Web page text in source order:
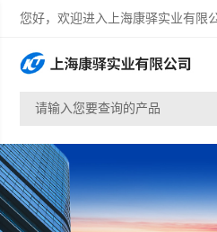
您好，欢迎进入上海康驿实业有限